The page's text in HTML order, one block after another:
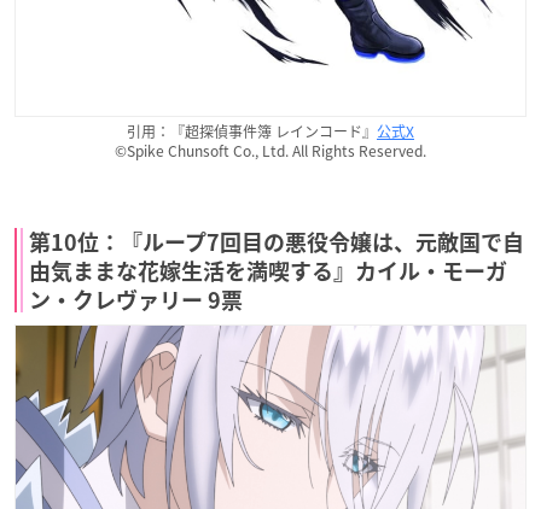
引用：『超探偵事件簿 レインコード』 公式X
©Spike Chunsoft Co., Ltd. All Rights Reserved.
第10位：『ループ7回目の悪役令嬢は、元敵国で自
由気ままな花嫁生活を満喫する』カイル・モーガ
ン・クレヴァリー 9票